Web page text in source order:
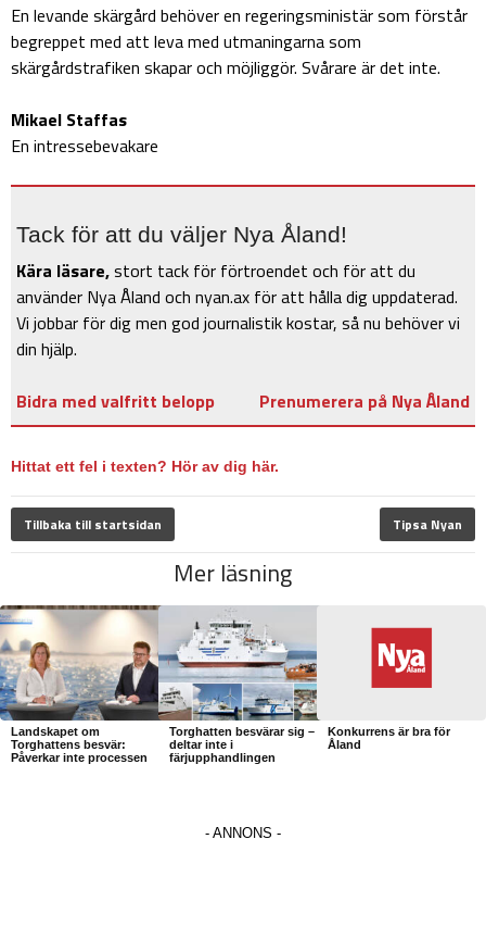
En levande skärgård behöver en regeringsministär som förstår
begreppet med att leva med utmaningarna som
skärgårdstrafiken skapar och möjliggör. Svårare är det inte.
Mikael Staffas
En intressebevakare
Tack för att du väljer Nya Åland!
Kära läsare,stort tack för förtroendet och för att du
använder Nya Åland och nyan.ax för att hålla dig uppdaterad.
Vi jobbar för dig men god journalistik kostar, så nu behöver vi
din hjälp.
Bidra med valfritt belopp
Prenumerera på Nya Åland
Hittat ett fel i texten? Hör av dig här.
Tillbaka till startsidan Tipsa Nyan
Mer läsning
Landskapet om
Torghattens besvär:
Påverkar inte processen
Torghatten besvärar sig –
deltar inte i
färjupphandlingen
Konkurrens är bra för
Åland